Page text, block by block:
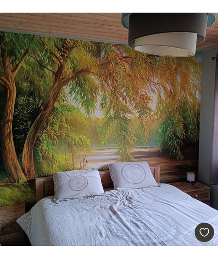
tapetlim.
Rengöring
Tapeten kan rengöras försiktigt med en
mjuk svamp. Tapeter med lackfinish kan
rengöras med vatten.
Tillämpningsmetod Sömlös applikation
Tillgängliga material
Standard
498.33299.00Kr/m²
Premium
631.67 379.00Kr/m²
Premiumvinyl
725.00 435.00Kr/m²